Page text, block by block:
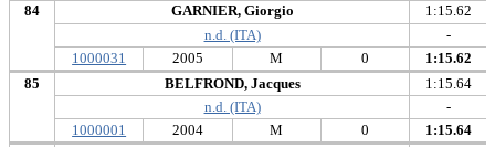
84
1000031
GARNIER, Giorgio
2005 M
n.d. (ITA)
1:15.62
-
1:15.62
0
85
1000001
BELFROND, Jacques
2004 M
n.d. (ITA)
1:15.64
-
1:15.64
0